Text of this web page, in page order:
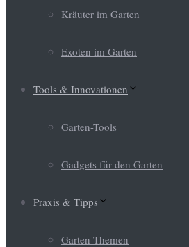
Kräuter im Garten
Exoten im Garten
Tools & Innovationen
Garten-Tools
Gadgets für den Garten
Praxis & Tipps
Garten-Themen